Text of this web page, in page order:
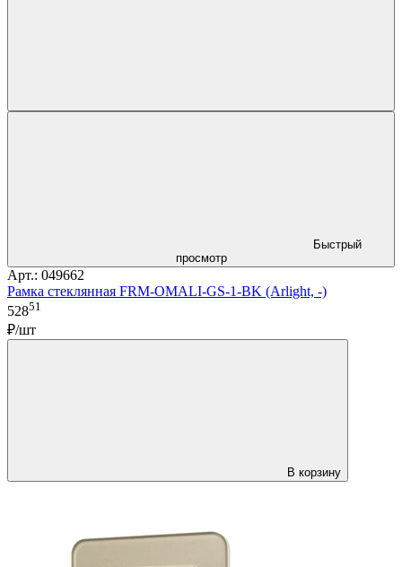
Быстрый
просмотр
Арт.: 049662
Рамка стеклянная FRM-OMALI-GS-1-BK (Arlight, -)
52851
₽/шт
В корзину